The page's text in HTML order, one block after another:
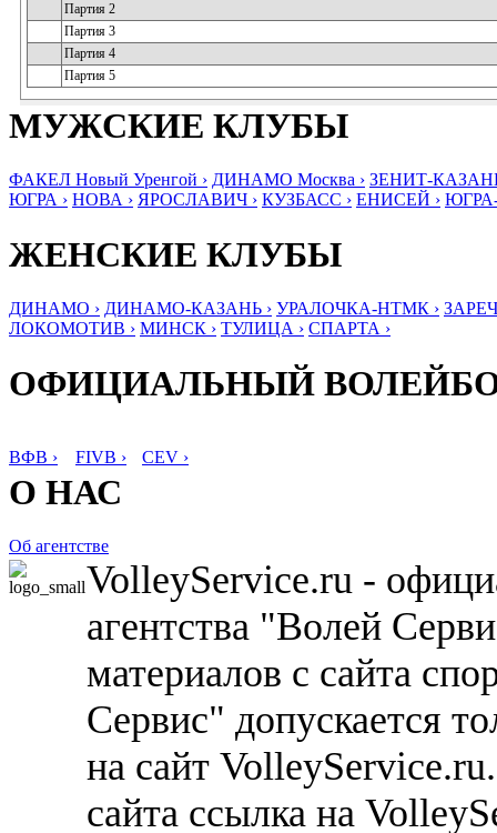
Партия 2
Партия 3
Партия 4
Партия 5
МУЖСКИЕ КЛУБЫ
ФАКЕЛ Новый Уренгой › ДИНАМО Москва › ЗЕНИТ-
ЮГРА › НОВА › ЯРОСЛАВИЧ › КУЗБАСС › ЕНИСЕЙ ›
ЖЕНСКИЕ КЛУБЫ
ДИНАМО › ДИНАМО-КАЗАНЬ › УРАЛОЧКА-НТМК ›
ЛОКОМОТИВ › МИНСК › ТУЛИЦА › СПАРТА ›
ОФИЦИАЛЬНЫЙ
ВФВ › FIVB › CEV ›
О НАС
Об агентстве
VolleyService.ru -
агентства "Волей
материалов с сайта
Сервис" допускается
на сайт
сайта ссылка на